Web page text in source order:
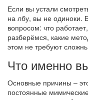
Если вы устали
на лбу, вы не одиноки.
вопросом: что
разберёмся, какие
этом не требуют
Что именно
Основные причины –
постоянные